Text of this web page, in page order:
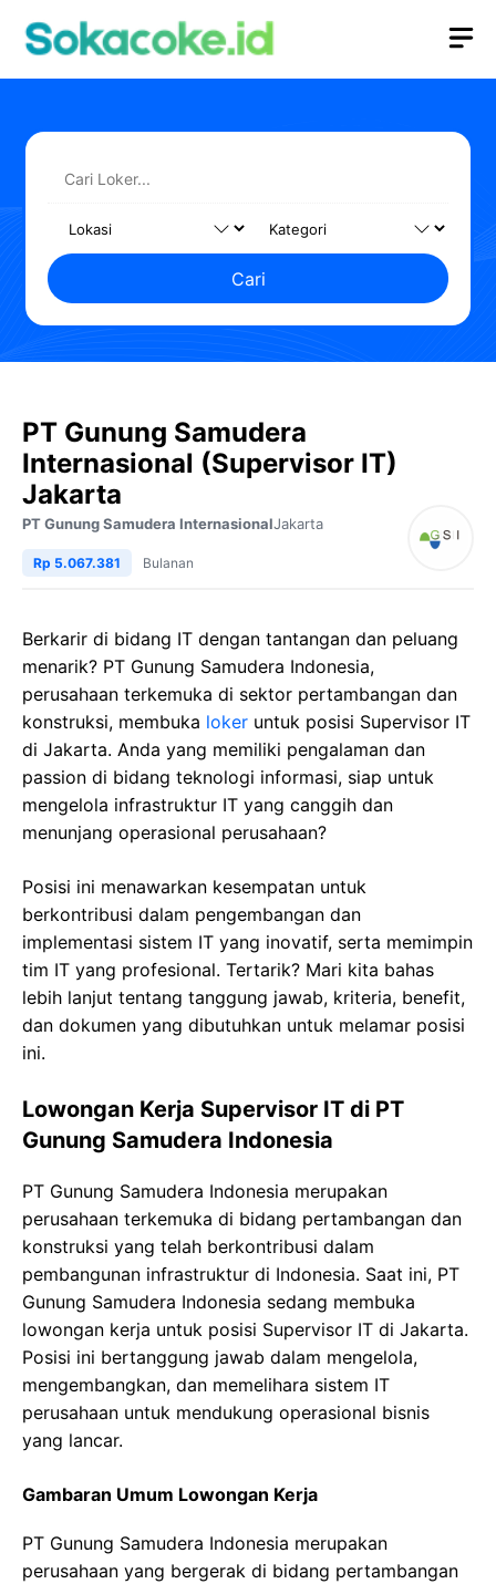
Cari
PT Gunung Samudera
Internasional (Supervisor IT)
Jakarta
PT Gunung Samudera InternasionalJakarta
Rp 5.067.381 Bulanan
Berkarir di bidang IT dengan tantangan dan peluang
menarik? PT Gunung Samudera Indonesia,
perusahaan terkemuka di sektor pertambangan dan
konstruksi, membuka loker untuk posisi Supervisor IT
di Jakarta. Anda yang memiliki pengalaman dan
passion di bidang teknologi informasi, siap untuk
mengelola infrastruktur IT yang canggih dan
menunjang operasional perusahaan?
Posisi ini menawarkan kesempatan untuk
berkontribusi dalam pengembangan dan
implementasi sistem IT yang inovatif, serta memimpin
tim IT yang profesional. Tertarik? Mari kita bahas
lebih lanjut tentang tanggung jawab, kriteria, benefit,
dan dokumen yang dibutuhkan untuk melamar posisi
ini.
Lowongan Kerja Supervisor IT di PT
Gunung Samudera Indonesia
PT Gunung Samudera Indonesia merupakan
perusahaan terkemuka di bidang pertambangan dan
konstruksi yang telah berkontribusi dalam
pembangunan infrastruktur di Indonesia. Saat ini, PT
Gunung Samudera Indonesia sedang membuka
lowongan kerja untuk posisi Supervisor IT di Jakarta.
Posisi ini bertanggung jawab dalam mengelola,
mengembangkan, dan memelihara sistem IT
perusahaan untuk mendukung operasional bisnis
yang lancar.
Gambaran Umum Lowongan Kerja
PT Gunung Samudera Indonesia merupakan
perusahaan yang bergerak di bidang pertambangan